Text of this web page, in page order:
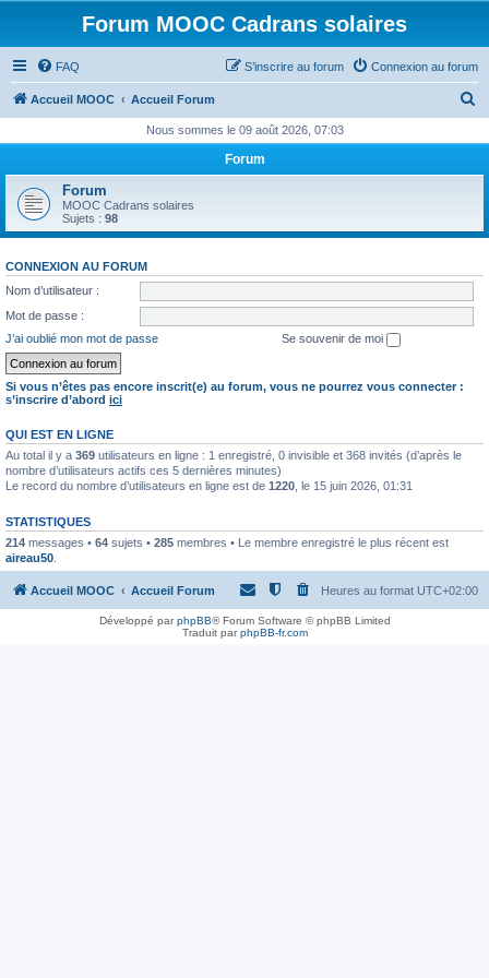
Forum MOOC Cadrans solaires
FAQ Connexion au forum
S’inscrire au forum
Accueil MOOC Accueil Forum
h
r
Nous sommes le 09 août 2026, 07:03
Forum
Forum
MOOC Cadrans solaires
Sujets : 98
CONNEXION AU FORUM
Nom d’utilisateur :
Mot de passe :
J’ai oublié mon mot de passe
Se souvenir de moi
Si vous n’êtes pas encore inscrit(e) au forum, vous ne pourrez vous connecter :
s’inscrire d’abord ici
QUI EST EN LIGNE
Au total il y a 369 utilisateurs en ligne : 1 enregistré, 0 invisible et 368 invités (d’après le
nombre d’utilisateurs actifs ces 5 dernières minutes)
Le record du nombre d’utilisateurs en ligne est de 1220 , le 15 juin 2026, 01:31
STATISTIQUES
214 messages • 64 sujets • 285 membres • Le membre enregistré le plus récent est
aireau50
Accueil MOOC Accueil Forum Heures au format UTC+02:00
Développé parphpBB® Forum Software © phpBB Limited
Traduit parphpBB-fr.com